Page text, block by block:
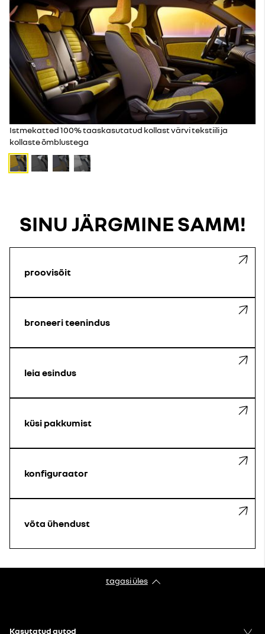
Istmekatted 100% taaskasutatud kollast värvi tekstiili ja
kollaste õmblustega
SINU JÄRGMINE SAMM!
proovisõit
broneeri teenindus
leia esindus
küsi pakkumist
konfiguraator
võta ühendust
tagasi üles
Kasutatud autod